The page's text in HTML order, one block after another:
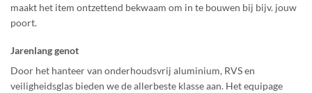
maakt het item ontzettend bekwaam om in te bouwen bij bijv. jouw
poort.
Jarenlang genot
Door het hanteer van onderhoudsvrij aluminium, RVS en
veiligheidsglas bieden we de allerbeste klasse aan. Het equipage